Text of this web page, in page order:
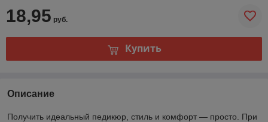
18,95 руб.
Купить
Описание
Получить идеальный педикюр, стиль и комфорт — просто. При